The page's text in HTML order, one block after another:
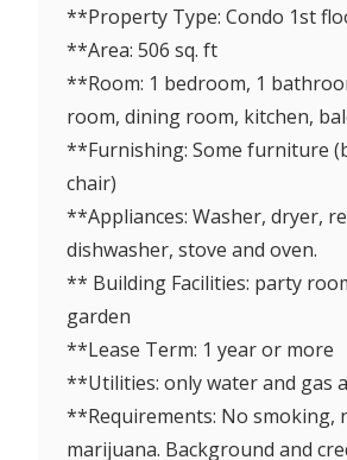
**Property Type: Condo 1st
**Area: 506 sq. ft
**Room: 1 bedroom, 1
room, dining room, kitchen,
**Furnishing: Some furniture
chair)
**Appliances: Washer, dryer,
dishwasher, stove and oven.
** Building Facilities: party
garden
**Lease Term: 1 year or more
**Utilities: only water and gas
**Requirements: No smoking,
marijuana. Background and